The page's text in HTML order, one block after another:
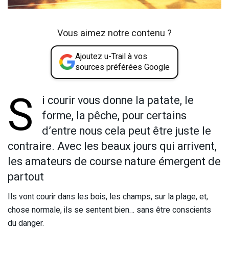
Vous aimez notre contenu ?
Ajoutez u-Trail à vos
sources préférées Google
S
i courir vous donne la patate, le
forme, la pêche, pour certains
d’entre nous cela peut être juste le
contraire. Avec les beaux jours qui arrivent,
les amateurs de course nature émergent de
partout
Ils vont courir dans les bois, les champs, sur la plage, et,
chose normale, ils se sentent bien… sans être conscients
du danger.